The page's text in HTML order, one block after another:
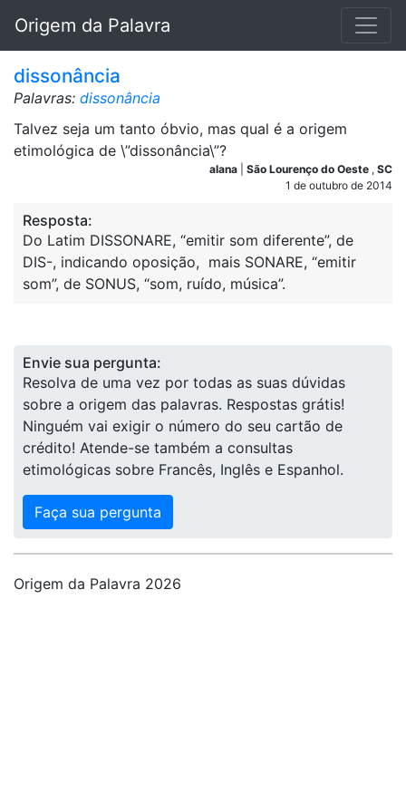
Origem da Palavra
dissonância
Palavras: dissonância
Talvez seja um tanto óbvio, mas qual é a origem
etimológica de \”dissonância\”?
alana São Lourenço do Oeste , SC
1 de outubro de 2014
Resposta:
Do Latim DISSONARE, “emitir som diferente”, de
DIS-, indicando oposição, mais SONARE, “emitir
som”, de SONUS, “som, ruído, música”.
Envie sua pergunta:
Resolva de uma vez por todas as suas dúvidas
sobre a origem das palavras. Respostas grátis!
Ninguém vai exigir o número do seu cartão de
crédito! Atende-se também a consultas
etimológicas sobre Francês, Inglês e Espanhol.
Faça sua pergunta
Origem da Palavra 2026